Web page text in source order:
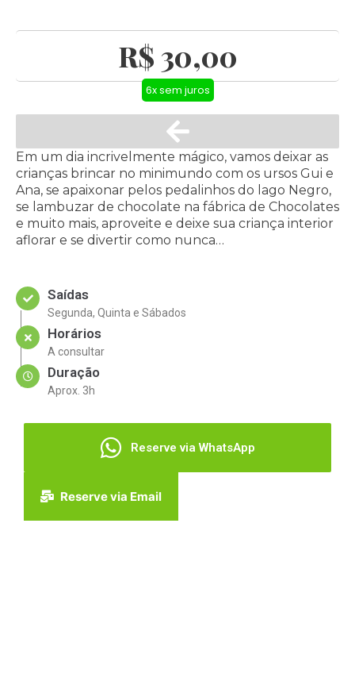
R$ 30,00
6x sem juros
Em um dia incrivelmente mágico, vamos deixar as
crianças brincar no minimundo com os ursos Gui e
Ana, se apaixonar pelos pedalinhos do lago Negro,
se lambuzar de chocolate na fábrica de Chocolates
e muito mais, aproveite e deixe sua criança interior
aflorar e se divertir como nunca…
Saídas
Segunda, Quinta e Sábados
Horários
A consultar
Duração
Aprox. 3h
Reserve via WhatsApp
Reserve via Email